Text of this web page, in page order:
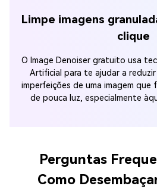
Limpe imagens
clique
O Image Denoiser gratuito usa
Artificial para te ajudar a
imperfeições de uma imagem que
de pouca luz, especialmente
Perguntas
Como